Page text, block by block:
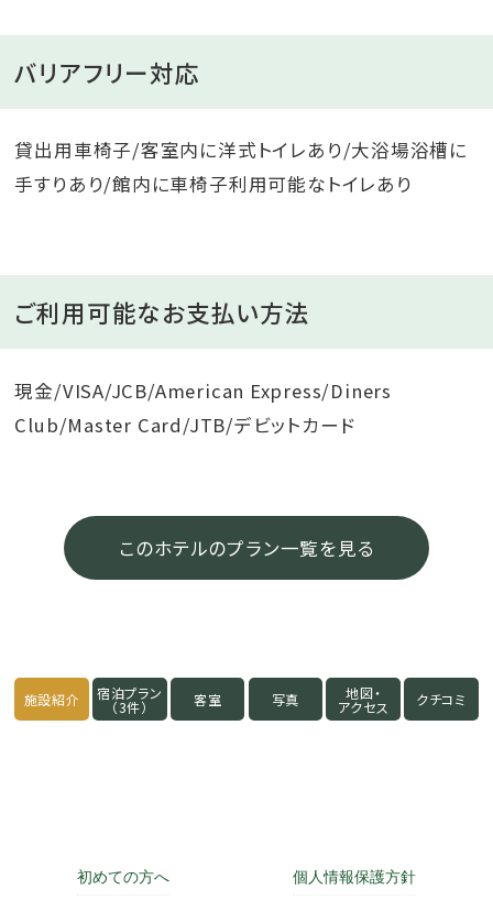
バリアフリー対応
貸出用車椅子/客室内に洋式トイレあり/大浴場浴槽に
手すりあり/館内に車椅子利用可能なトイレあり
ご利用可能なお支払い方法
現金/VISA/JCB/American Express/Diners
Club/Master Card/JTB/デビットカード
このホテルのプラン一覧を見る
施設紹介 宿泊プラン
（3件） 客室 写真 地図・
アクセス クチコミ
初めての方へ 個人情報保護方針